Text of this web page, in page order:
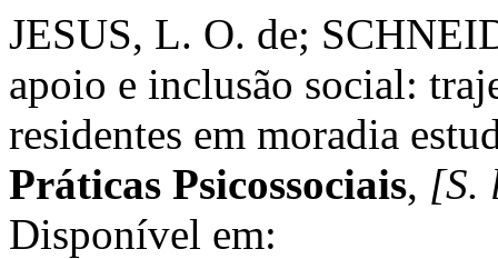
JESUS, L. O. de;
apoio e inclusão social:
residentes em moradia
Práticas Psicossociais, [S.
Disponível em: